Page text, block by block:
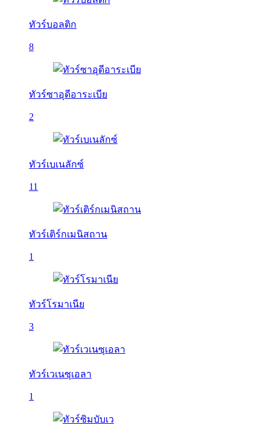
ทัวร์บอลติก
8
ทัวร์ซาอุดีอาระเบีย
2
ทัวร์เบเนลักซ์
11
ทัวร์เติร์กเมนิสถาน
1
ทัวร์โรมาเนีย
3
ทัวร์เวเนซุเอลา
1